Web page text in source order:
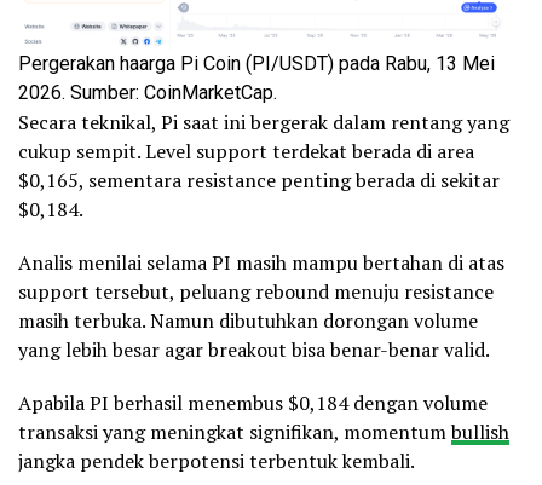
Pergerakan haarga Pi Coin (PI/USDT) pada Rabu, 13 Mei
2026. Sumber: CoinMarketCap.
Secara teknikal, Pi saat ini bergerak dalam rentang yang
cukup sempit. Level support terdekat berada di area
$0,165, sementara resistance penting berada di sekitar
$0,184.
Analis menilai selama PI masih mampu bertahan di atas
support tersebut, peluang rebound menuju resistance
masih terbuka. Namun dibutuhkan dorongan volume
yang lebih besar agar breakout bisa benar-benar valid.
Apabila PI berhasil menembus $0,184 dengan volume
transaksi yang meningkat signifikan, momentumbullish
jangka pendek berpotensi terbentuk kembali.